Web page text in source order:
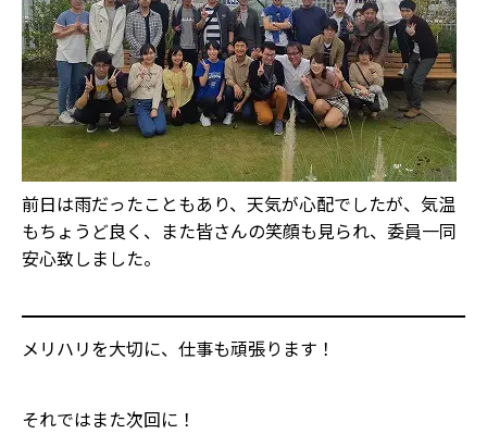
前日は雨だったこともあり、天気が心配でしたが、気温
もちょうど良く、また皆さんの笑顔も見られ、委員一同
安心致しました。
メリハリを大切に、仕事も頑張ります！
それではまた次回に！